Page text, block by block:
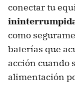
conectar tu
como
baterías que
acción cuando
alimentación